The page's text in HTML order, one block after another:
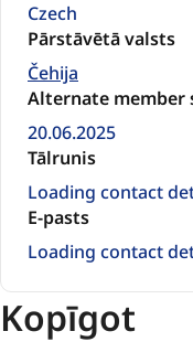
Czech
Pārstāvētā valsts
Čehija
Alternate member
20.06.2025
Tālrunis
Loading contact
E-pasts
Loading contact
Kopīgot